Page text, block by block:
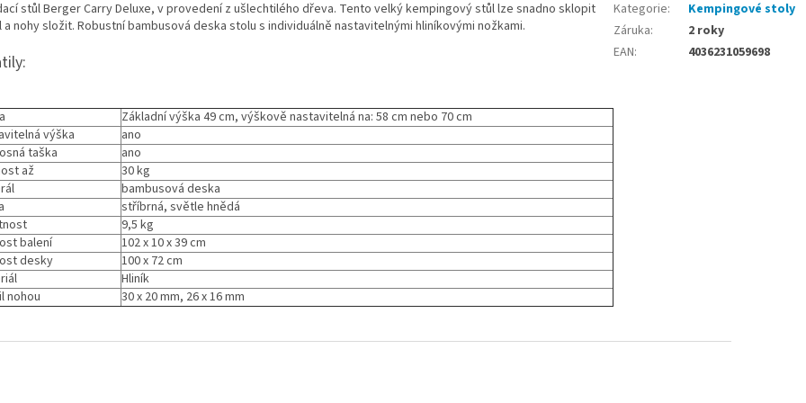
stůl Berger Carry Deluxe, v provedení z ušlechtilého dřeva. Tento velký kempingový stůl lze snadno sklopit
a nohy složit. Robustní bambusová deska stolu s individuálně nastavitelnými hliníkovými nožkami.
Základní výška 49 cm, výškově nastavitelná na: 58 cm nebo 70 cm
výška
ano
taška
ano
až
30 kg
bambusová deska
stříbrná, světle hnědá
9,5 kg
balení
102 x 10 x 39 cm
desky
100 x 72 cm
Hliník
nohou
30 x 20 mm, 26 x 16 mm
Kategorie:
Kempingové stoly
Záruka:
2 roky
EAN: 4036231059698